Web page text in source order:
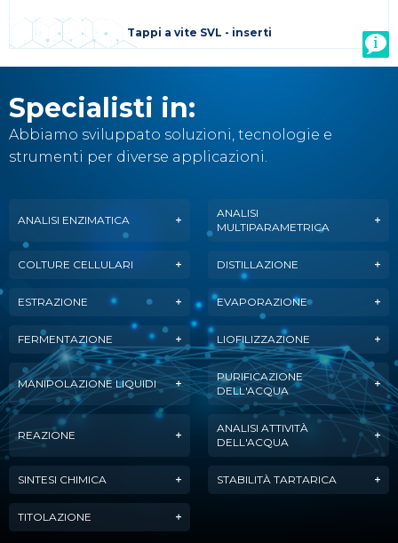
Tappi a vite SVL - inserti
Specialisti in:
Abbiamo sviluppato soluzioni, tecnologie e
strumenti per diverse applicazioni.
ANALISI ENZIMATICA
ANALISI
MULTIPARAMETRICA
COLTURE CELLULARI DISTILLAZIONE
ESTRAZIONE EVAPORAZIONE
FERMENTAZIONE LIOFILIZZAZIONE
MANIPOLAZIONE LIQUIDI
PURIFICAZIONE
DELL'ACQUA
REAZIONE
ANALISI ATTIVITÀ
DELL'ACQUA
SINTESI CHIMICA STABILITÀ TARTARICA
TITOLAZIONE